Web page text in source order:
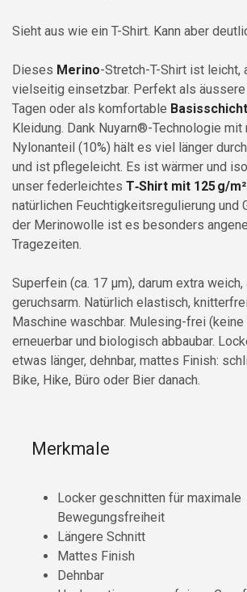
Sieht aus wie ein T-Shirt. Kann aber
Dieses Merino-Stretch-T-Shirt ist leicht,
vielseitig einsetzbar. Perfekt als äussere
Tagen oder als komfortable Basisschicht
Kleidung. Dank Nuyarn®-Technologie mit
Nylonanteil (10%) hält es viel länger
und ist pflegeleicht. Es ist wärmer und
unser federleichtes T‑Shirt mit 125 g/m²
natürlichen Feuchtigkeitsregulierung und
der Merinowolle ist es besonders
Tragezeiten.
Superfein (ca. 17 µm), darum extra
geruchsarm. Natürlich elastisch,
Maschine waschbar. Mulesing-frei (keine
erneuerbar und biologisch abbaubar.
etwas länger, dehnbar, mattes Finish:
Bike, Hike, Büro oder Bier danach.
Merkmale
Locker geschnitten für maximale
Bewegungsfreiheit
Längere Schnitt
Mattes Finish
Dehnbar